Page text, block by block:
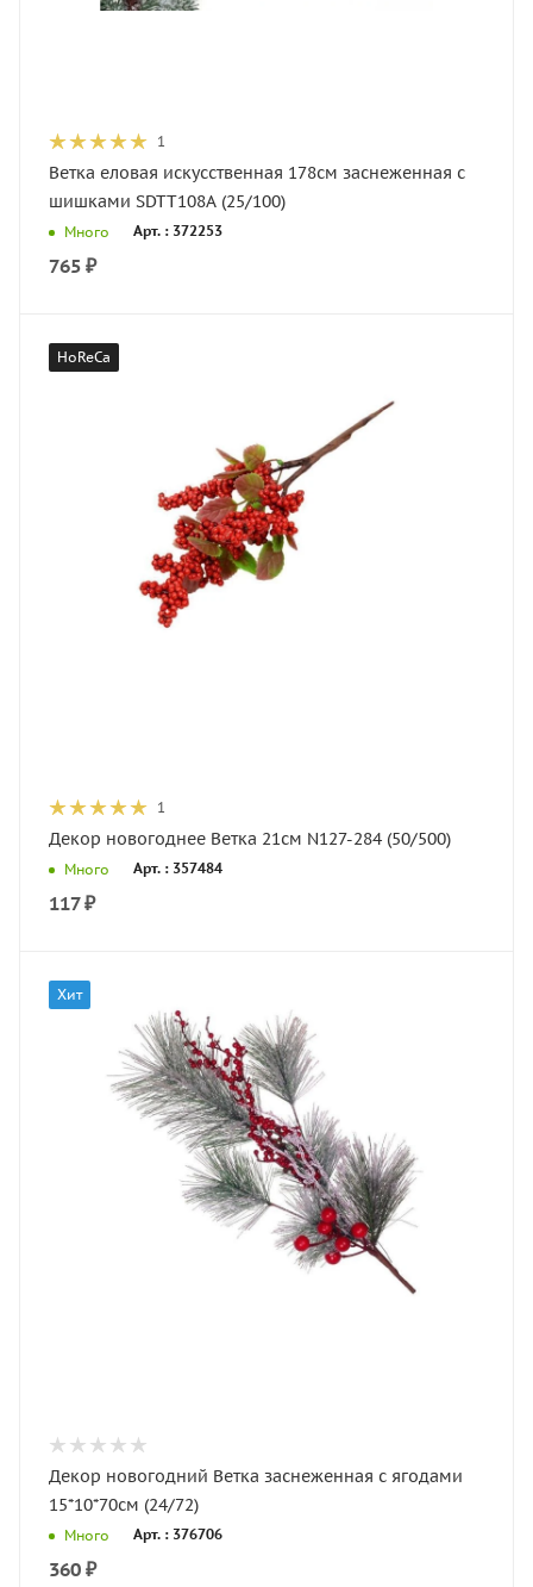
1
Ветка еловая искусственная 178см заснеженная с
шишками SDTT108A (25/100)
Много Арт. : 372253
765 ₽
HoReCa
1
Декор новогоднее Ветка 21см N127-284 (50/500)
Много Арт. : 357484
117₽
Хит
Декор новогодний Ветка заснеженная с ягодами
15*10*70см (24/72)
Много Арт. : 376706
360 ₽